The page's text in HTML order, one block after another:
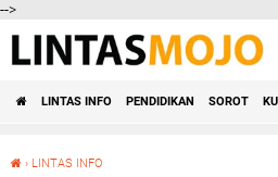
-->
LINTAS INFO PENDIDIKAN SOROT
› LINTAS INFO